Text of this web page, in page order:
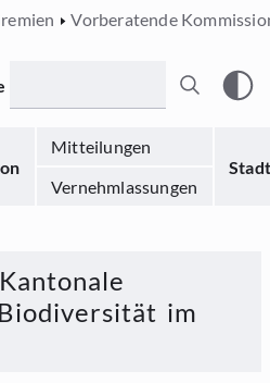
Vorberatende
Mitteilungen
Stadt
Vernehmlassungen
im